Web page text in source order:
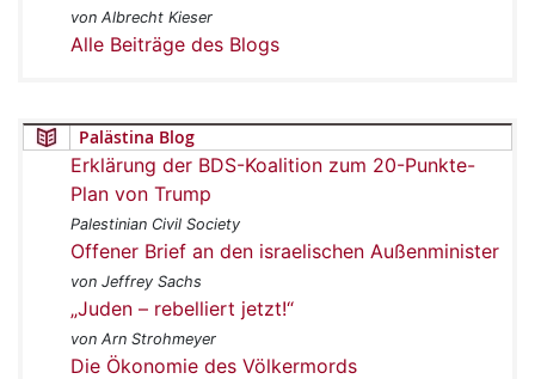
von Albrecht Kieser
Alle Beiträge des Blogs
Palästina Blog
Erklärung der BDS-Koalition zum 20-Punkte-
Plan von Trump
Palestinian Civil Society
Offener Brief an den israelischen Außenminister
von Jeffrey Sachs
„Juden – rebelliert jetzt!“
von Arn Strohmeyer
Die Ökonomie des Völkermords